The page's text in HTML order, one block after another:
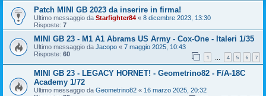
Patch MINI GB 2023 da inserire in firma!
Ultimo messaggio da Starfighter84 « 8 dicembre 2023, 13:30
Risposte: 7
MINI GB 23 - M1 A1 Abrams US Army - Cox-One - Italeri 1/35
Ultimo messaggio da Jacopo « 7 maggio 2025, 10:43
Risposte: 60 1 4 5 6 7
MINI GB 23 - LEGACY HORNET! - Geometrino82 - F/A-18C
Academy 1/72
Ultimo messaggio da Geometrino82 « 16 marzo 2025, 20:32